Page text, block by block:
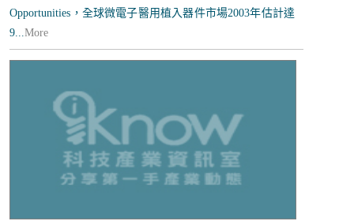
Opportunities，全球微電子醫用植入器件市場2003年估計達
9...More